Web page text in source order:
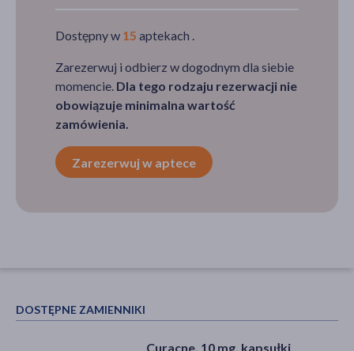
Dostępny w 15 aptekach .
Zarezerwuj i odbierz w dogodnym dla siebie
momencie. Dla tego rodzaju rezerwacji nie
obowiązuje minimalna wartość
zamówienia.
Zarezerwuj w aptece
DOSTĘPNE ZAMIENNIKI
Curacne, 10 mg, kapsułki